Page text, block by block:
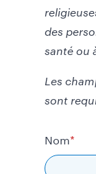
des
santé ou
Les
sont
Nom